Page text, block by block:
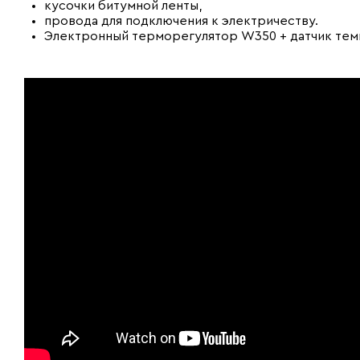
кусочки битумной ленты,
провода для подключения к электричеству.
Электронный терморегулятор W350 + датчик